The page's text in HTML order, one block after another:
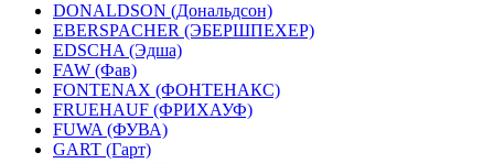
DONALDSON (Дональдсон)
EBERSPACHER (ЭБЕРШПЕХЕР)
EDSCHA (Эдша)
FAW (Фав)
FONTENAX (ФОНТЕНАКС)
FRUEHAUF (ФРИХАУФ)
FUWA (ФУВА)
GART (Гарт)